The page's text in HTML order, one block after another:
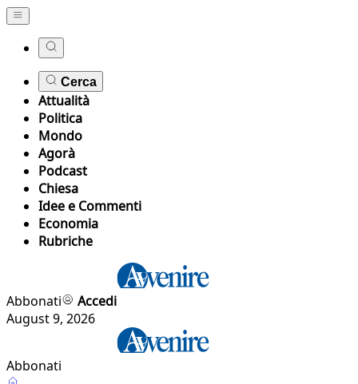
Cerca
Attualità
Politica
Mondo
Agorà
Podcast
Chiesa
Idee e Commenti
Economia
Rubriche
Abbonati
Accedi
August 9, 2026
Abbonati